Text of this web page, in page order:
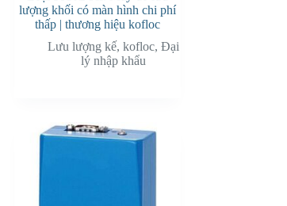
lượng khối có màn hình chi phí
thấp | thương hiệu kofloc
Lưu lượng kế, kofloc, Đại
lý nhập khẩu